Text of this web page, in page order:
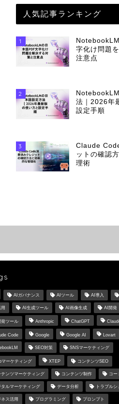
人気記事ランキング
1
字化け問題
注意点
2
法｜2026年
設定手順
3
Claude
ットの確認
理術
AIガバナンス AIツール AI導入
用 AI生成ツール AI画像生成 AI開発
発ツール Anthropic ChatGPT
Code Google Google AI Lovart
SEO対策 SNSマーケティング
マーケティング XTEP コンテンツSEO
テンツマーケティング コンテンツ制作 コー
タルマーケティング データ分析 トラブル
ネス活用 プログラミング プロンプト